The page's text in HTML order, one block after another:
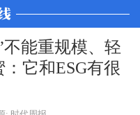
能重规模、轻
它和ESG有很